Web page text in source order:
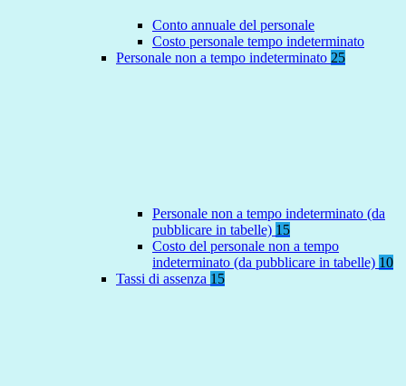
Conto annuale del personale
Costo personale tempo indeterminato
Personale non a tempo indeterminato 25
Personale non a tempo indeterminato (da
pubblicare in tabelle) 15
Costo del personale non a tempo
indeterminato (da pubblicare in tabelle) 10
Tassi di assenza 15